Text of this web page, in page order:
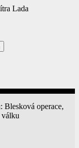
Lada
Blesková operace,
válku